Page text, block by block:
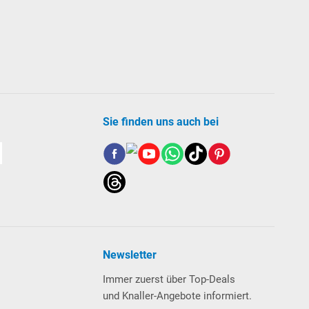
Sie finden uns auch bei
Newsletter
Immer zuerst über Top-Deals
und Knaller-Angebote informiert.